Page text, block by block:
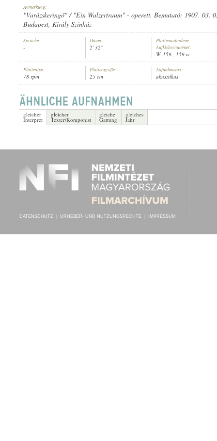
INTERPRET: CS. ÉS KIR. "PROBSZT BÁRÓ" 51. GYALOGEZRED ZENEKARA
Anmerkung:
"Varázskeringő" / "Ein Walzertraum" - operett. Bemutató: 1907. 03.
Budapest, Király Színház
Sprache:
-
Dauer:
2' 32"
Plattenaufnahme,
Aufklebernummer:
W. 159., 159 w
Plattentyp:
78 rpm
Plattengröße:
25 cm
Aufnahmeart:
akusztikus
gleicher
Interpret
gleicher
Texter/Komponist
gleiche
Gattung
gleiches
Jahr
DATENSCHUTZ URHEBER- UND NUTZUNGSRECHTE IMPRESSUM